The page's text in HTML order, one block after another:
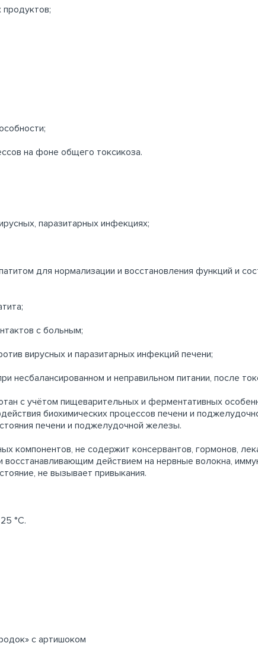
на фоне общего токсикоза.
паразитарных инфекциях;
для нормализации и восстановления функций и
с больным;
вирусных и паразитарных инфекций печени;
несбалансированном и неправильном питании, после
с учётом пищеварительных и ферментативных
биохимических процессов печени и
печени и поджелудочной железы.
компонентов, не содержит консервантов, гормонов,
действием на нервные волокна,
не вызывает привыкания.
°С.
с артишоком